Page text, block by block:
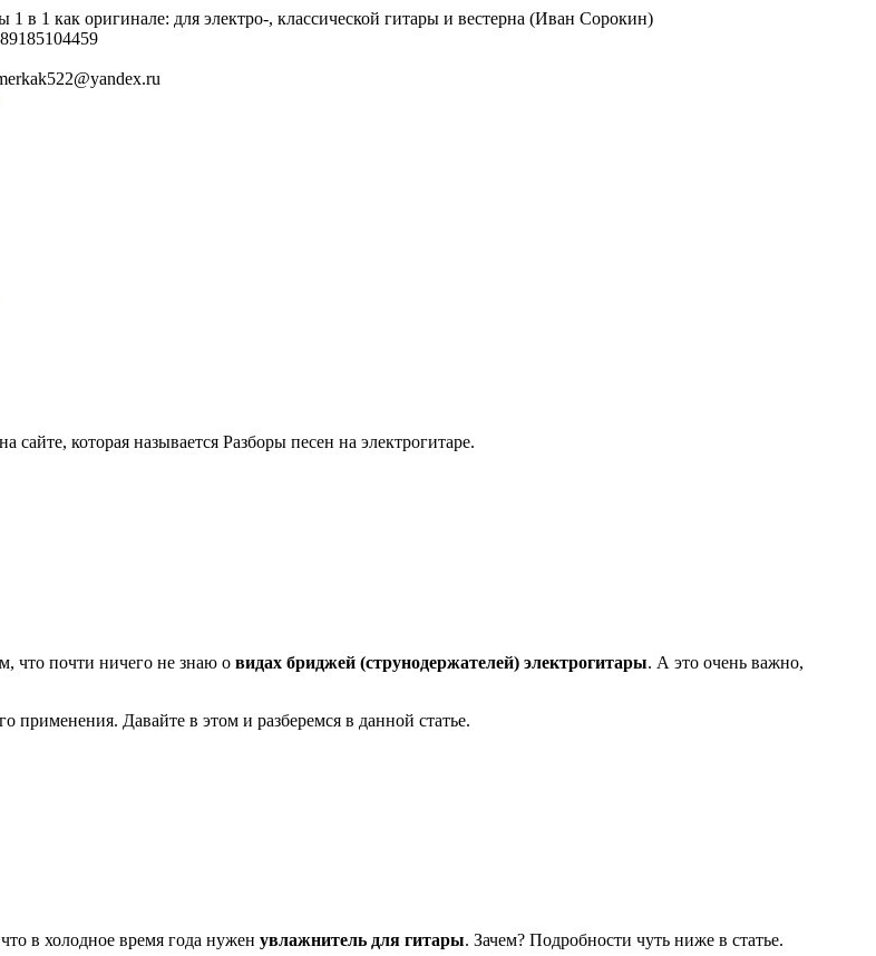
1 в 1 как оригинале: для электро-, классической гитары и вестерна (Иван Сорокин)
которая называется Разборы песен на электрогитаре.
что почти ничего не знаю о видах бриджей (струнодержателей) электрогитары. А это очень важно,
Давайте в этом и разберемся в данной статье.
в холодное время года нужен увлажнитель для гитары. Зачем? Подробности чуть ниже в статье.